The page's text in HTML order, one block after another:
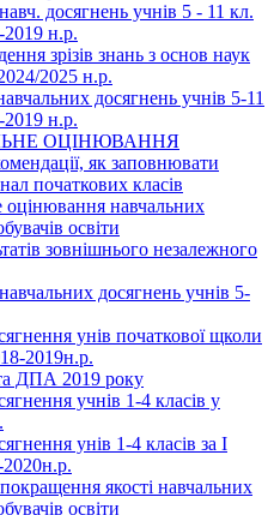
досягнень учнів 5 - 11 кл.
2019 н.р.
зрізів знань з основ наук
2025 н.р.
досягнень учнів 5-11
2019 н.р.
ОЦІНЮВАННЯ
як заповнювати
початкових класів
навчальних
освіти
зовнішнього незалежного
досягнень учнів 5-
унів початкової щколи
2019н.р.
ДПА 2019 року
учнів 1-4 класів у
унів 1-4 класів за І
2020н.р.
якості навчальних
освіти